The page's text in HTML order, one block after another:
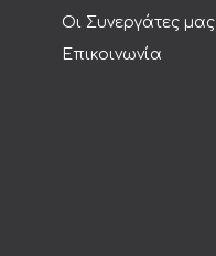
Οι Συνεργάτες μας
Επικοινωνία